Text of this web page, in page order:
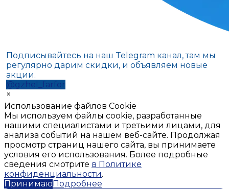
Подписывайтесь на наш Telegram канал, там мы
регулярно дарим скидки, и объявляем новые
акции.
@gzhel_farfor
×
Использование файлов Cookie
Мы используем файлы cookie, разработанные
нашими специалистами и третьими лицами, для
анализа событий на нашем веб-сайте. Продолжая
просмотр страниц нашего сайта, вы принимаете
условия его использования. Более подробные
сведения смотрите в Политике
конфиденциальности.
ПринимаюПодробнее